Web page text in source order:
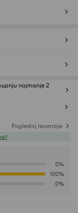
najmanje 2
Pogledaj recenzije
0%
100%
0%